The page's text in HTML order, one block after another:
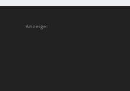
Anzeige: